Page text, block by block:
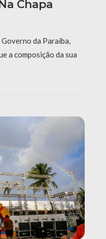
Chapa
da Paraíba,
a composição da sua